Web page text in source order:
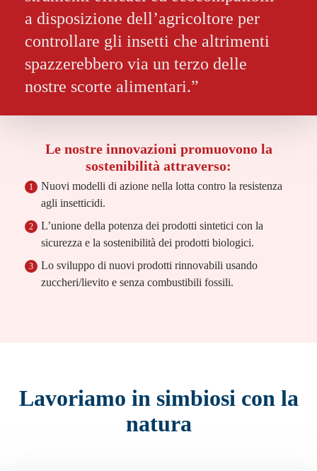
a disposizione dell’agricoltore per
controllare gli insetti che altrimenti
spazzerebbero via un terzo delle
nostre scorte alimentari.”
Le nostre innovazioni promuovono la
sostenibilità attraverso:
1
Nuovi modelli di azione nella lotta contro la resistenza
agli insetticidi.
2
L’unione della potenza dei prodotti sintetici con la
sicurezza e la sostenibilità dei prodotti biologici.
3
Lo sviluppo di nuovi prodotti rinnovabili usando
zuccheri/lievito e senza combustibili fossili.
Lavoriamo in simbiosi con la
natura